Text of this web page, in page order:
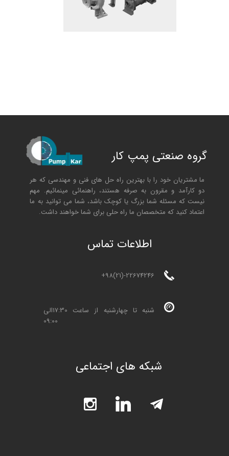
گروه صنعتی پمپ کار
ما مشتریان خود را با بهترین راه حل های فنی و مهندسی که هر
دو کارآمد و مقرون به صرفه هستند، راهنمائی مینمائیم. مهم
نیست که مسئله شما بزرگ یا کوچک باشد، شما می توانید به ما
اعتماد کنید که متخصصان ما راه حلی برای شما خواهند داشت.
اطلاعات تماس
+98(21)-22674246
شنبه تا چهارشنبه از ساعت 17:30الی
09:00
شبکه های اجتماعی